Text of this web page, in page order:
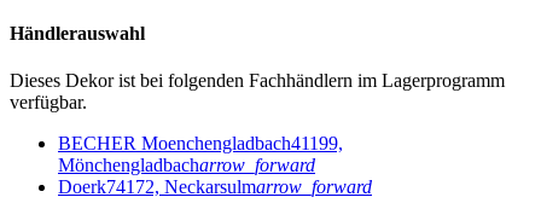
Händlerauswahl
Dieses Dekor ist bei folgenden Fachhändlern im Lagerprogramm
verfügbar.
BECHER Moenchengladbach41199,
Mönchengladbacharrow_forward
Doerk74172, Neckarsulmarrow_forward